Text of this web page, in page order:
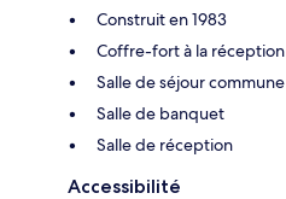
Construit en 1983
Coffre-fort à la réception
Salle de séjour commune
Salle de banquet
Salle de réception
Accessibilité